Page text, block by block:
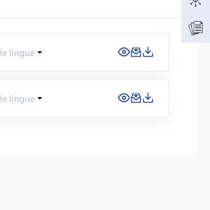
le lingue
le lingue